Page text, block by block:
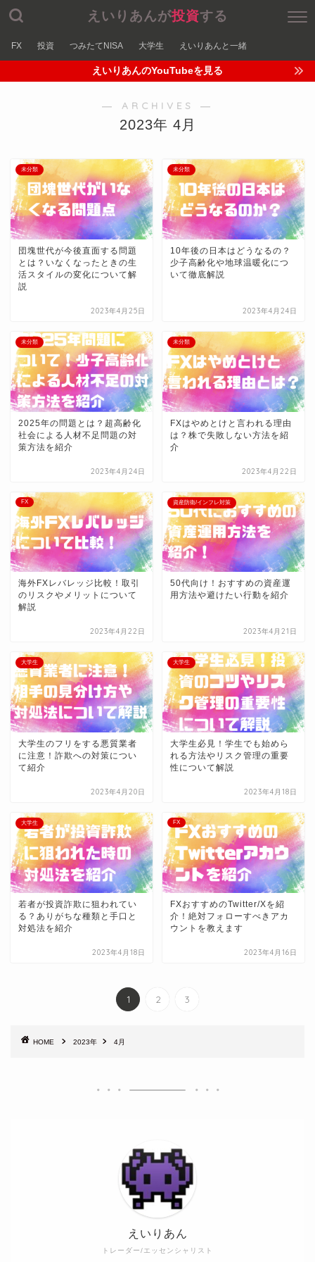
えいりあんが投資する
FX 投資 つみたてNISA 大学生 えいりあんと一緒
えいりあんのYouTubeを見る
― ARCHIVES ―
2023年 4月
未分類
団塊世代が今後直面する問題
とは？いなくなったときの生
活スタイルの変化について解
説
2023年4月25日
未分類
10年後の日本はどうなるの？
少子高齢化や地球温暖化につ
いて徹底解説
2023年4月24日
未分類
2025年の問題とは？超高齢化
社会による人材不足問題の対
策方法を紹介
2023年4月24日
未分類
FXはやめとけと言われる理由
は？株で失敗しない方法を紹
介
2023年4月22日
FX
海外FXレバレッジ比較！取引
のリスクやメリットについて
解説
2023年4月22日
資産防衛/インフレ対策
50代向け！おすすめの資産運
用方法や避けたい行動を紹介
2023年4月21日
大学生
大学生のフリをする悪質業者
に注意！詐欺への対策につい
て紹介
2023年4月20日
大学生
大学生必見！学生でも始めら
れる方法やリスク管理の重要
性について解説
2023年4月18日
大学生
若者が投資詐欺に狙われてい
る？ありがちな種類と手口と
対処法を紹介
2023年4月18日
FX
FXおすすめのTwitter/Xを紹
介！絶対フォローすべきアカ
ウントを教えます
2023年4月16日
1 2 3
HOME 2023年 4月
トレーダー/エッセンシャリスト
えいりあん